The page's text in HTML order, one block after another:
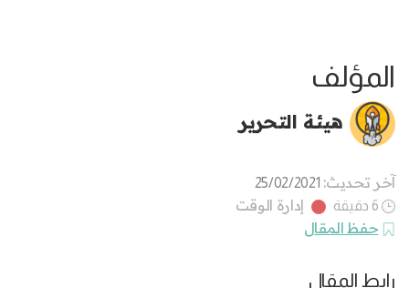
المؤلف
هيئة التحرير
آخر تحديث: 25/02/2021
6 دقيقة
إدارة الوقت
حفظ المقال
رابط المقال